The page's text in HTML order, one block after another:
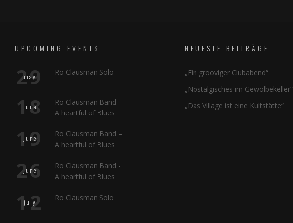
UPCOMING EVENTS
29
may Ro Clausman Solo
18
june
Ro Clausman Band –
A heartful of Blues
19
june
Ro Clausman Band –
A heartful of Blues
26
june
Ro Clausman Band -
A heartful of Blues
12
july Ro Clausman Solo
NEUESTE BEITRÄGE
„Ein grooviger Clubabend“
„Nostalgisches im Gewölbekeller“
„Das Village ist eine Kultstätte“